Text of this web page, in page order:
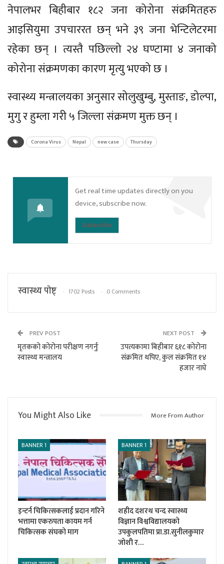
नेपालभर बिहीबार १८२ जना कोरोना संक्रमितहरु
आइसियुमा उपचाररत छन् भने ३९ जना भेन्टिलेटरमा
रहेका छन् । त्यस्तै पछिल्लो २४ घण्टामा ४ जनाको
कोरोना संक्रमणका कारण मृत्यु भएको छ ।
स्वास्थ्य मन्त्रालयका अनुसार सोलुखुम्बु, मुस्ताङ, डोल्पा,
मुगु र हुम्ला गरी ५ जिल्ला संक्रमण मुक्त छन् ।
Corona Virus Nepal new case Thursday
Get real time updates directly on you
device, subscribe now.
Subscribe
स्वास्थ्य पाेष्ट् 1702 Posts 0 Comments
PREV POST
मृतकको कोरोना परीक्षण नगर्नुः
स्वास्थ्य मन्त्रालय
NEXT POST
उपत्यकामा बिहीबार ६१८ कोरोना
संक्रमित थपिए, कुल संक्रमित १४
हजार नाघे
You Might Also Like More From Author
BANNER 1
इन्टर्न चिकित्सकलाई प्रदान गरिने
भत्तामा एकरुपता कायम गर्न
चिकित्सक संघको माग
BANNER 1
शहीद दशरथ चन्द स्वास्थ्य
विज्ञान विश्वविद्यालयको
उपकुलपतिमा प्रा.डा.सुनीलकुमार
जोशी र…